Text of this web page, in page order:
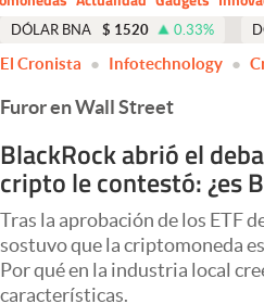
Economía y Política
Finanzas y Mercados
Mercados Online
Negocios
Columnistas
Otras secciones
Apertura
DÓLAR BNA $ 1520 0.33%
El Cronista Infotechnology
Furor en Wall Street
BlackRock abrió el
cripto le contestó: ¿es
Tras la aprobación de los ETF
sostuvo que la criptomoneda
Por qué en la industria local
características.